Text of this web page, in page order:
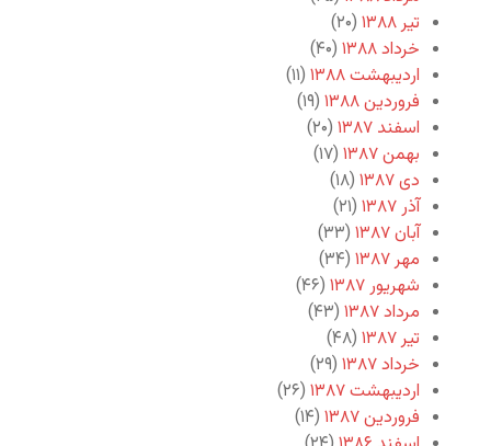
تیر ۱۳۸۸
(۲۰)
خرداد ۱۳۸۸
(۴۰)
اردیبهشت ۱۳۸۸
(۱۱)
فروردین ۱۳۸۸
(۱۹)
اسفند ۱۳۸۷
(۲۰)
بهمن ۱۳۸۷
(۱۷)
دی ۱۳۸۷
(۱۸)
آذر ۱۳۸۷
(۲۱)
آبان ۱۳۸۷
(۳۳)
مهر ۱۳۸۷
(۳۴)
شهریور ۱۳۸۷
(۴۶)
مرداد ۱۳۸۷
(۴۳)
تیر ۱۳۸۷
(۴۸)
خرداد ۱۳۸۷
(۲۹)
اردیبهشت ۱۳۸۷
(۲۶)
فروردین ۱۳۸۷
(۱۴)